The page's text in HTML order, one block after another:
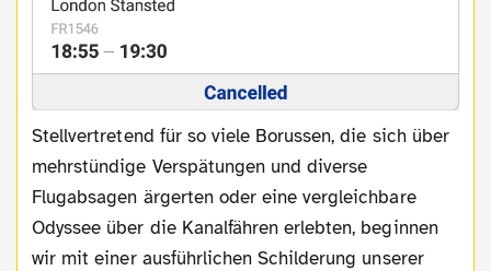
Stellvertretend für so viele Borussen, die sich über
mehrstündige Verspätungen und diverse
Flugabsagen ärgerten oder eine vergleichbare
Odyssee über die Kanalfähren erlebten, beginnen
wir mit einer ausführlichen Schilderung unserer